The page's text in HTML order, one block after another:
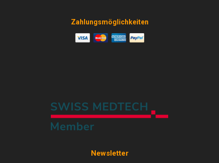
Zahlungsmöglichkeiten
Newsletter